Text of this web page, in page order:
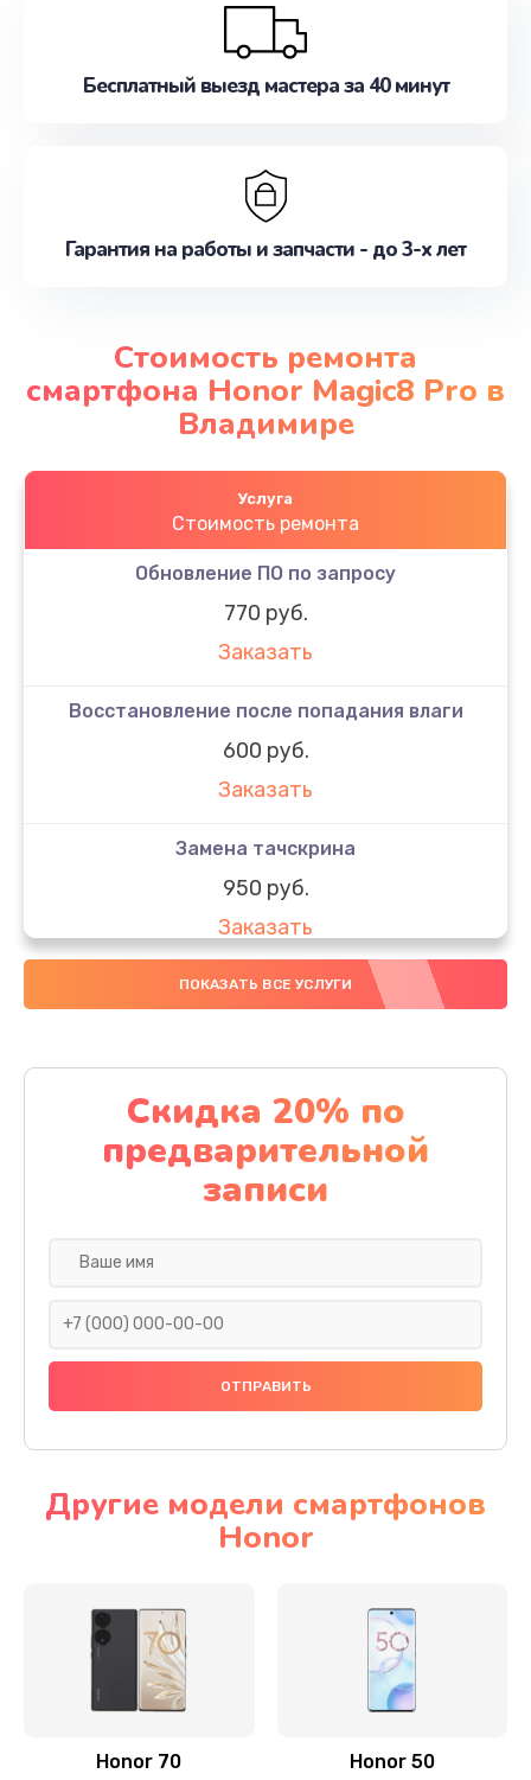
Бесплатный выезд мастера за 40 минут
Гарантия на работы и запчасти - до 3-х лет
Стоимость ремонта
смартфона Honor Magic8 Pro в
Владимире
Услуга
Стоимость ремонта
Обновление ПО по запросу
770 руб.
Заказать
Восстановление после попадания влаги
600 руб.
Заказать
Замена тачскрина
950 руб.
Заказать
Замена динамиков
Заказать
Замена стекла
990 руб.
Заказать
Замена задней камеры
Замена динамика
Замена стекла камеры
Замена задней крышки
ПОКАЗАТЬ ВСЕ УСЛУГИ
Скидка 20% по
предварительной
записи
Другие модели смартфонов
Honor
Honor 70 Honor 50